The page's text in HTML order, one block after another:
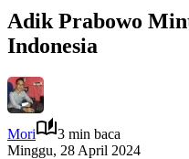
Adik Prabowo
Indonesia
Mori
3 min baca
Minggu, 28 April 2024